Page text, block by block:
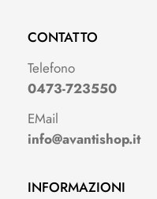
CONTATTO
Telefono
0473-723550
EMail
info@avantishop.it
INFORMAZIONI